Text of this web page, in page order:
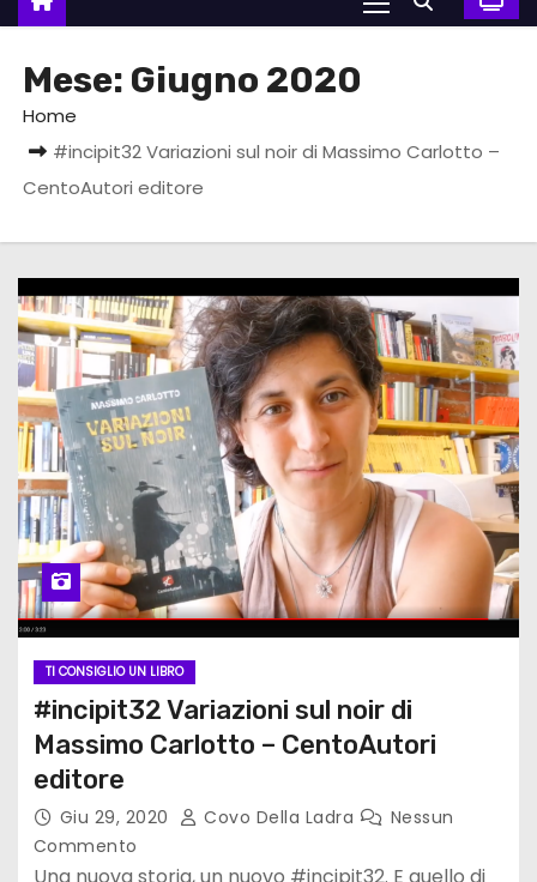
Mese: Giugno 2020
Home
#incipit32 Variazioni sul noir di Massimo Carlotto –
CentoAutori editore
TI CONSIGLIO UN LIBRO
#incipit32 Variazioni sul noir di
Massimo Carlotto – CentoAutori
editore
Giu 29, 2020 Covo Della Ladra
Nessun
Commento